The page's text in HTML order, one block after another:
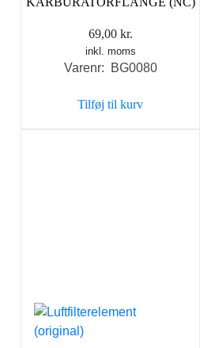
69,00 kr.
inkl. moms
Varenr: BG0080
Tilføj til kurv